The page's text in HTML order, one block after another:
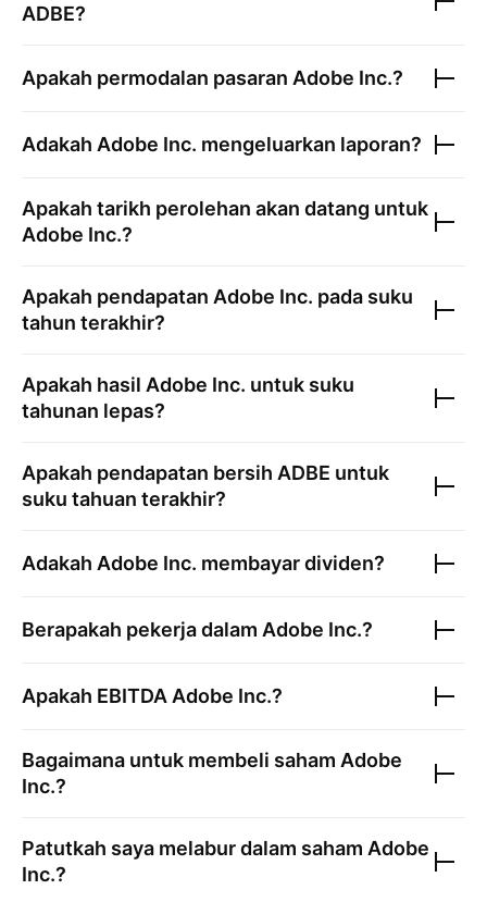
ADBE?
Apakah permodalan pasaran Adobe Inc.?
Adakah Adobe Inc. mengeluarkan laporan?
Apakah tarikh perolehan akan datang untuk
Adobe Inc.?
Apakah pendapatan Adobe Inc. pada suku
tahun terakhir?
Apakah hasil Adobe Inc. untuk suku
tahunan lepas?
Apakah pendapatan bersih ADBE untuk
suku tahuan terakhir?
Adakah Adobe Inc. membayar dividen?
Berapakah pekerja dalam Adobe Inc.?
Apakah EBITDA Adobe Inc.?
Bagaimana untuk membeli saham Adobe
Inc.?
Patutkah saya melabur dalam saham Adobe
Inc.?